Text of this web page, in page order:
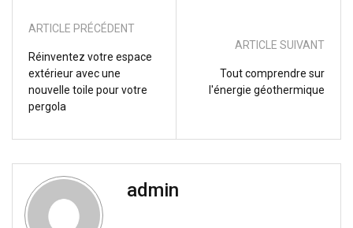
ARTICLE PRÉCÉDENT
Réinventez votre espace
extérieur avec une
nouvelle toile pour votre
pergola
ARTICLE SUIVANT
Tout comprendre sur
l'énergie géothermique
admin